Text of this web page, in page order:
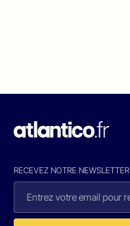
RECEVEZ NOTRE NEWSLETTER